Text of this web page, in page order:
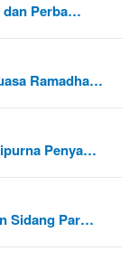
dan Perba…
Ramadha…
Penya…
Sidang Par…